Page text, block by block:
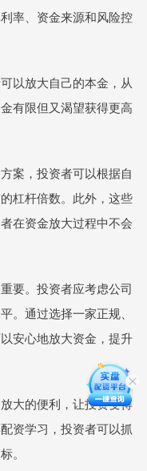
率、资金来源和风险控
以放大自己的本金，从
有限但又渴望获得更高
案，投资者可以根据自
杠杆倍数。此外，这些
在资金放大过程中不会
要。投资者应考虑公司
。通过选择一家正规、
安心地放大资金，提升
大的便利，让投资变得
资学习，投资者可以抓
。